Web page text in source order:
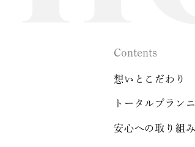
Contents
想いとこだわり
トータルプラン
安心への取り組み